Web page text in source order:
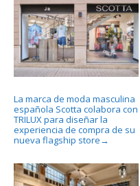
La marca de moda masculina
española Scotta colabora con
TRILUX para diseñar la
experiencia de compra de su
nueva flagship store →